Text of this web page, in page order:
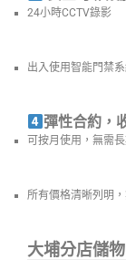
24小時CCTV錄影
出入使用智能門禁
彈性合約，
可按月使用，無需
所有價格清晰列明
大埔分店儲